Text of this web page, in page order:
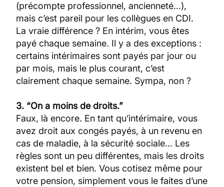
(précompte professionnel, ancienneté…),
mais c’est pareil pour les collègues en CDI.
La vraie différence ? En intérim, vous êtes
payé chaque semaine. Il y a des exceptions :
certains intérimaires sont payés par jour ou
par mois, mais le plus courant, c’est
clairement chaque semaine. Sympa, non ?
3. “On a moins de droits.”
Faux, là encore. En tant qu’intérimaire, vous
avez droit aux congés payés, à un revenu en
cas de maladie, à la sécurité sociale… Les
règles sont un peu différentes, mais les droits
existent bel et bien. Vous cotisez même pour
votre pension, simplement vous le faites d’une